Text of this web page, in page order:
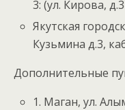
3: (ул. Кирова,
Якутская
Кузьмина д.3,
Дополнительные
1. Маган, ул.